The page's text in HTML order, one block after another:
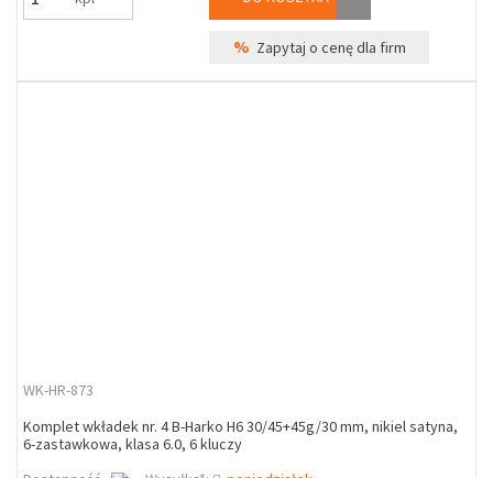
% Zapytaj o cenę dla firm
WK-HR-873
Komplet wkładek nr. 4 B-Harko H6 30/45+45g/30 mm, nikiel satyna,
6-zastawkowa, klasa 6.0, 6 kluczy